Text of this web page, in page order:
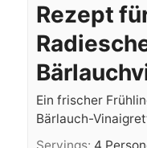
Rezept
Ein frischer
Bärlauch-